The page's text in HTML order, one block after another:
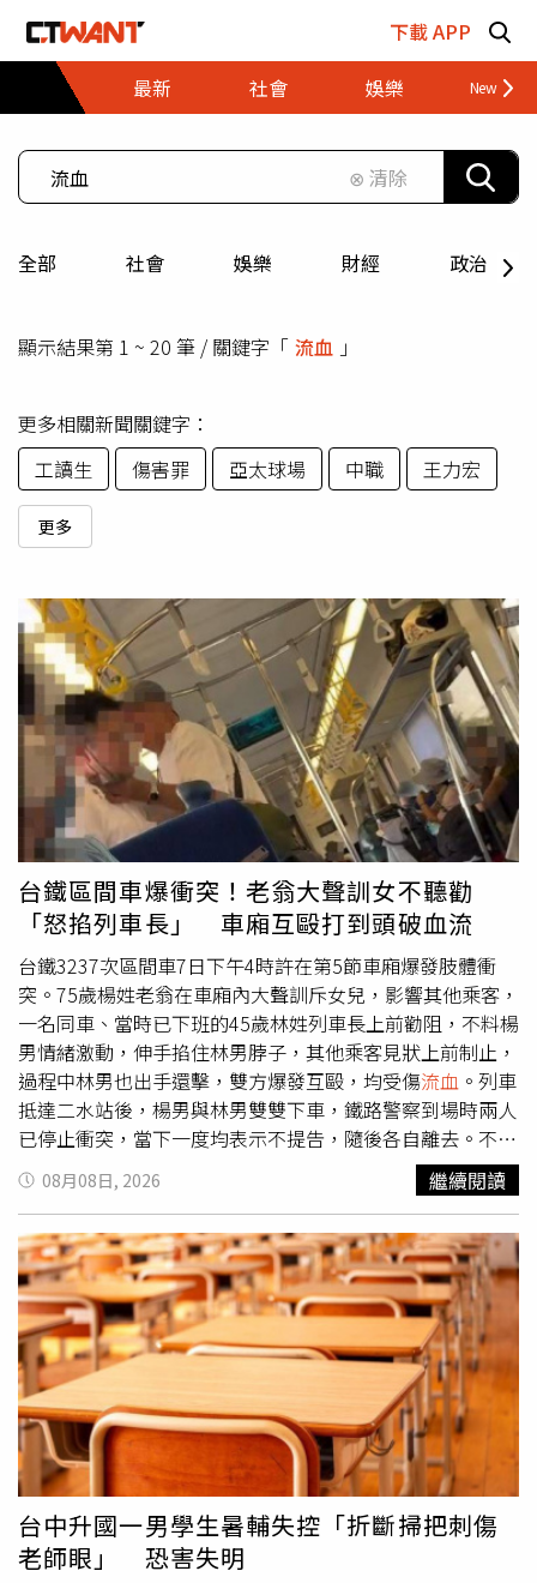
下載 APP
最新
社會 娛樂 財經
⊗ 清除
全部 社會 娛樂 財經 政治
顯示結果第 1 ~ 20 筆 / 關鍵字「 流血 」
更多相關新聞關鍵字：
工讀生
傷害罪 亞太球場 中職 王力宏
更多
台鐵區間車爆衝突！老翁大聲訓女不聽勸
「怒掐列車長」 車廂互毆打到頭破血流
台鐵3237次區間車7日下午4時許在第5節車廂爆發肢體衝
突。75歲楊姓老翁在車廂內大聲訓斥女兒，影響其他乘客，
一名同車、當時已下班的45歲林姓列車長上前勸阻，不料楊
男情緒激動，伸手掐住林男脖子，其他乘客見狀上前制止，
過程中林男也出手還擊，雙方爆發互毆，均受傷流血 。列車
抵達二水站後，楊男與林男雙雙下車，鐵路警察到場時兩人
已停止衝突，當下一度均表示不提告，隨後各自離去。不過
楊男事後反悔，改口要對林男提出傷害告訴，警方已通知林
男到案說明，全案將依傷害罪嫌偵辦。
08月08日, 2026 繼續閱讀
台中升國一男學生暑輔失控「折斷掃把刺傷
老師眼」 恐害失明